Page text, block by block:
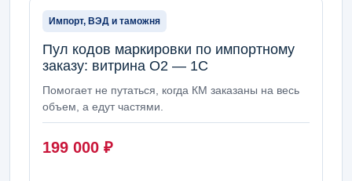
Импорт, ВЭД и таможня
Пул кодов маркировки по импортному
заказу: витрина О2 — 1С
Помогает не путаться, когда КМ заказаны на весь
объем, а едут частями.
199 000 ₽